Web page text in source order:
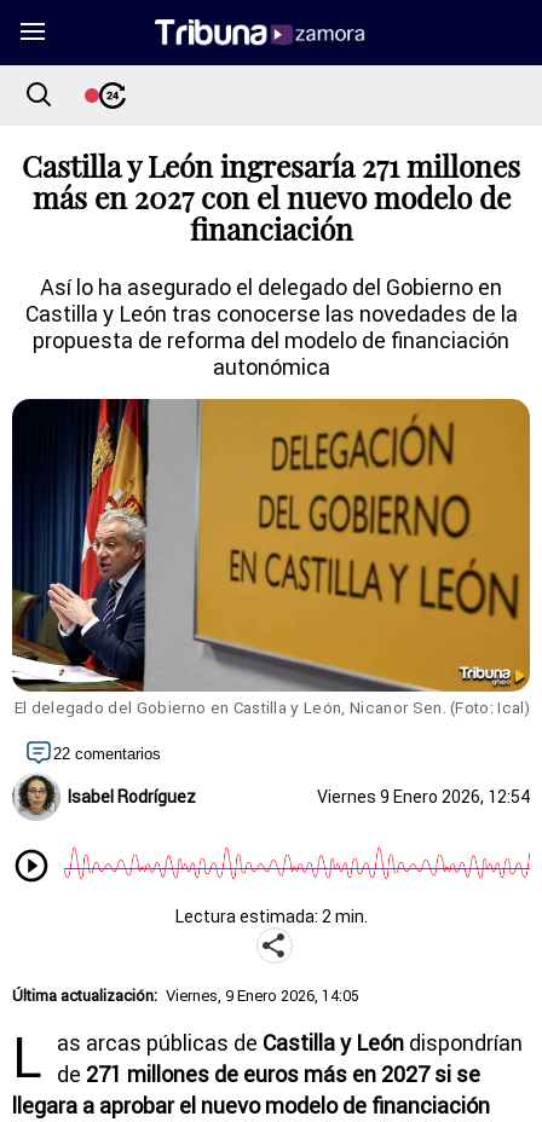
Castilla y León ingresaría 271 millones
más en 2027 con el nuevo modelo de
financiación
Así lo ha asegurado el delegado del Gobierno en
Castilla y León tras conocerse las novedades de la
propuesta de reforma del modelo de financiación
autonómica
El delegado del Gobierno en Castilla y León, Nicanor Sen. (Foto: Ical)
22 comentarios
Isabel Rodríguez Viernes 9 Enero 2026, 12:54
Lectura estimada: 2 min.
Última actualización: Viernes, 9 Enero 2026, 14:05
L as arcas públicas de Castilla y León dispondrían
de 271 millones de euros más en 2027 si se
llegara a aprobar el nuevo modelo de financiación